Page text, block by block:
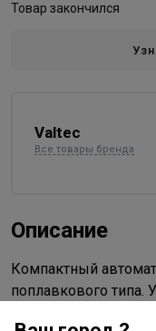
Товар закончился
Valtec
Все товары бренда
Описание
Компактный
поплавкового типа.
верхнее